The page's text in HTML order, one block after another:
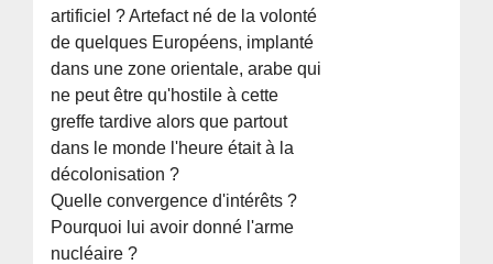
artificiel ? Artefact né de la volonté
de quelques Européens, implanté
dans une zone orientale, arabe qui
ne peut être qu'hostile à cette
greffe tardive alors que partout
dans le monde l'heure était à la
décolonisation ?
Quelle convergence d'intérêts ?
Pourquoi lui avoir donné l'arme
nucléaire ?